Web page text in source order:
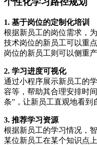
1. 基于岗位的定制化培训
根据新员工的岗位需求，
技术岗位的新员工可以重
岗位的新员工则可以侧重
2. 学习进度可视化
通过小程序展示新员工的
容等，帮助其合理安排时
条”，让新员工直观地看到
3. 推荐学习资源
根据新员工的学习情况，
某位新员工在某个知识点